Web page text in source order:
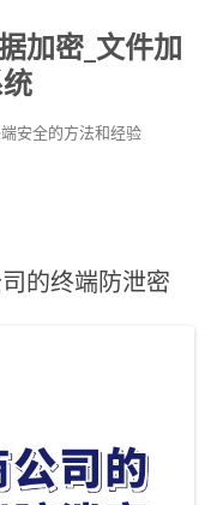
加密_文件加
安全的方法和经验
的终端防泄密